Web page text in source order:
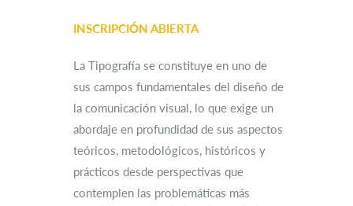
INSCRIPCIÓN ABIERTA
La Tipografía se constituye en uno de
sus campos fundamentales del diseño de
la comunicación visual, lo que exige un
abordaje en profundidad de sus aspectos
teóricos, metodológicos, históricos y
prácticos desde perspectivas que
contemplen las problemáticas más